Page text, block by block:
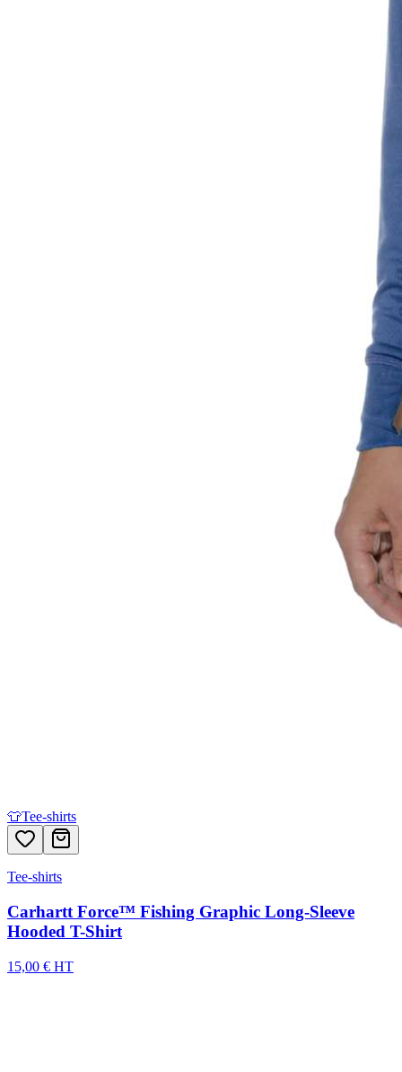
👕Tee-shirts
Tee-shirts
Carhartt Force™ Fishing Graphic Long-Sleeve
Hooded T-Shirt
15,00 € HT